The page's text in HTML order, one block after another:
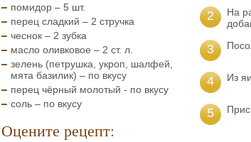
помидор – 5 шт.
перец сладкий – 2 стручка
чеснок – 2 зубка
масло оливковое – 2 ст. л.
зелень (петрушка, укроп, шалфей,
мята базилик) – по вкусу
перец чёрный молотый - по вкусу
соль – по вкусу
Оцените рецепт:
2
На
3
4 Из
5